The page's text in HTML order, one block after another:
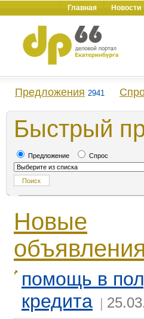
Главная Новости
Предложения 2941
Быстрый
Предложение Спрос
Новые
объявления
помощь в
кредита |